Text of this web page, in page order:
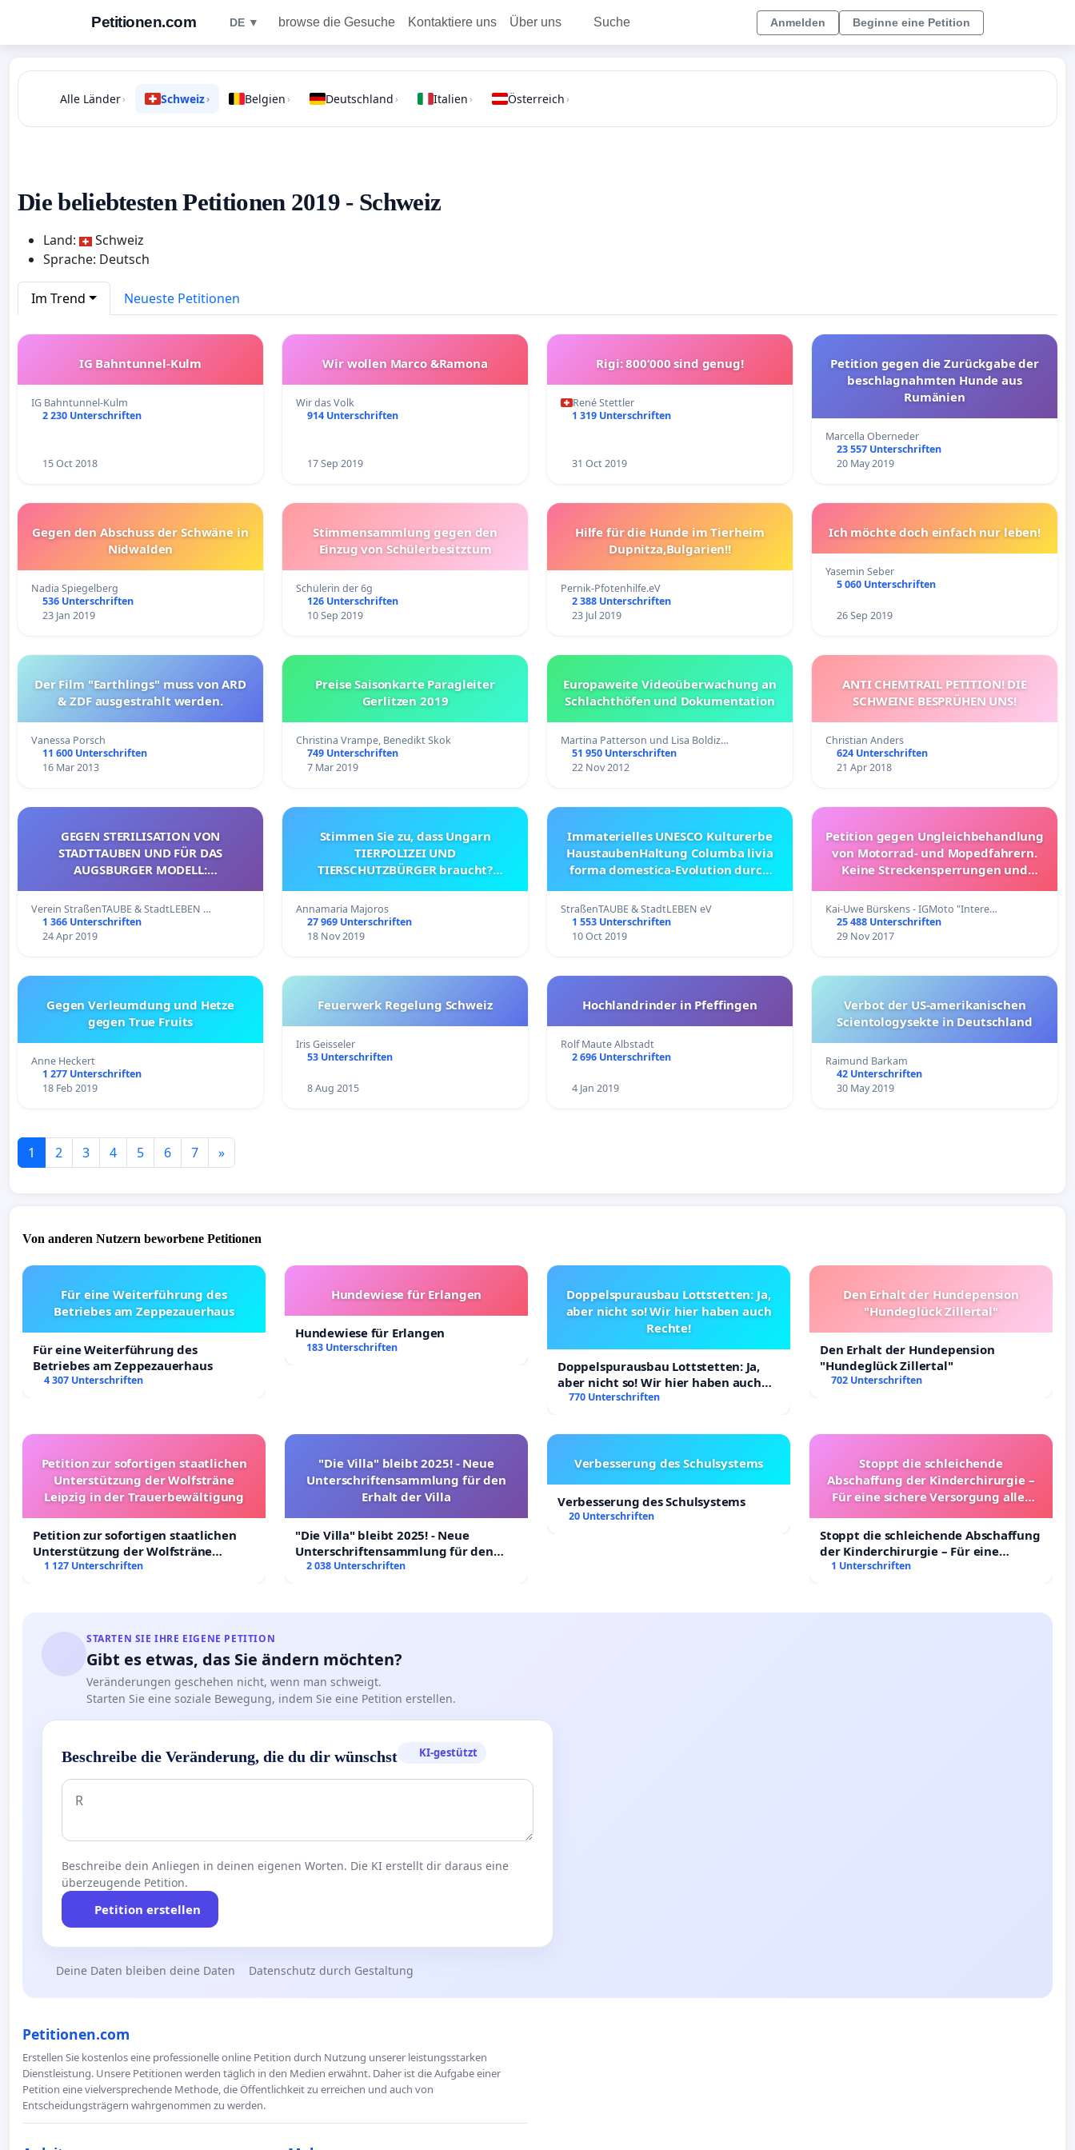
Petitionen.com DE ▼ browse die Gesuche Kontaktiere uns Über uns Suche Anmelden Beginne eine Petition
Alle Länder› Schweiz› Belgien › Deutschland › Italien › Österreich ›
Die beliebtesten Petitionen 2019 - Schweiz
Land:
Schweiz
Sprache: Deutsch
Im Trend Neueste Petitionen
IG Bahntunnel-Kulm
IG Bahntunnel-Kulm
2 230 Unterschriften
15 Oct 2018
Wir wollen Marco &Ramona
Wir das Volk
914 Unterschriften
17 Sep 2019
Rigi: 800‘000 sind genug!
René Stettler
1 319 Unterschriften
31 Oct 2019
Petition gegen die Zurückgabe der
beschlagnahmten Hunde aus
Rumänien
Marcella Oberneder
23 557 Unterschriften
20 May 2019
Gegen den Abschuss der Schwäne in
Nidwalden
Nadia Spiegelberg
536 Unterschriften
23 Jan 2019
Stimmensammlung gegen den
Einzug von Schülerbesitztum
Schülerin der 6g
126 Unterschriften
10 Sep 2019
Hilfe für die Hunde im Tierheim
Dupnitza,Bulgarien!!
Pernik-Pfotenhilfe.eV
2 388 Unterschriften
23 Jul 2019
Ich möchte doch einfach nur leben!
Yasemin Seber
5 060 Unterschriften
26 Sep 2019
Der Film "Earthlings" muss von ARD
& ZDF ausgestrahlt werden.
Vanessa Porsch
11 600 Unterschriften
16 Mar 2013
Preise Saisonkarte Paragleiter
Gerlitzen 2019
Christina Vrampe, Benedikt Skok
749 Unterschriften
7 Mar 2019
Europaweite Videoüberwachung an
Schlachthöfen und Dokumentation
Martina Patterson und Lisa Boldiz…
51 950 Unterschriften
22 Nov 2012
ANTI CHEMTRAIL PETITION! DIE
SCHWEINE BESPRÜHEN UNS!
Christian Anders
624 Unterschriften
21 Apr 2018
GEGEN STERILISATION VON
STADTTAUBEN UND FÜR DAS
AUGSBURGER MODELL:
TAUBENUNTERKÜNFTE UND
KONTROLLIERTE FUTTERSTELLEN
Verein StraßenTAUBE & StadtLEBEN …
1 366 Unterschriften
24 Apr 2019
Stimmen Sie zu, dass Ungarn
TIERPOLIZEI UND
TIERSCHUTZBÜRGER braucht?
Annamaria Majoros
27 969 Unterschriften
18 Nov 2019
Immaterielles UNESCO Kulturerbe
HaustaubenHaltung Columba livia
forma domestica-Evolution durch
Mythos+Ökonomie zum
Soziokulturellen Element der Stadt
& Würde im Augsburger Modell.
StraßenTAUBE & StadtLEBEN eV
1 553 Unterschriften
10 Oct 2019
Petition gegen Ungleichbehandlung
von Motorrad- und Mopedfahrern.
Keine Streckensperrungen und
Motorräder gelten.
Kai-Uwe Bürskens - IGMoto "Intere…
25 488 Unterschriften
29 Nov 2017
Gegen Verleumdung und Hetze
gegen True Fruits
Anne Heckert
1 277 Unterschriften
18 Feb 2019
Feuerwerk Regelung Schweiz
Iris Geisseler
53 Unterschriften
8 Aug 2015
Hochlandrinder in Pfeffingen
Rolf Maute Albstadt
2 696 Unterschriften
4 Jan 2019
Verbot der US-amerikanischen
Scientologysekte in Deutschland
Raimund Barkam
42 Unterschriften
30 May 2019
1 2 3 4 5 6 7 »
Von anderen Nutzern beworbene Petitionen
Für eine Weiterführung des
Betriebes am Zeppezauerhaus
Für eine Weiterführung des
Betriebes am Zeppezauerhaus
4 307 Unterschriften
Hundewiese für Erlangen
Hundewiese für Erlangen
183 Unterschriften
Doppelspurausbau Lottstetten: Ja,
aber nicht so! Wir hier haben auch
Rechte!
Doppelspurausbau Lottstetten: Ja,
aber nicht so! Wir hier haben auch
Rechte!
770 Unterschriften
Den Erhalt der Hundepension
"Hundeglück Zillertal"
Den Erhalt der Hundepension
"Hundeglück Zillertal"
702 Unterschriften
Petition zur sofortigen staatlichen
Unterstützung der Wolfsträne
Leipzig in der Trauerbewältigung
Petition zur sofortigen staatlichen
Unterstützung der Wolfsträne
Leipzig in der Trauerbewältigung
1 127 Unterschriften
"Die Villa" bleibt 2025! - Neue
Unterschriftensammlung für den
Erhalt der Villa
"Die Villa" bleibt 2025! - Neue
Unterschriftensammlung für den
Erhalt der Villa
2 038 Unterschriften
Verbesserung des Schulsystems
Verbesserung des Schulsystems
20 Unterschriften
Stoppt die schleichende
Abschaffung der Kinderchirurgie –
Für eine sichere Versorgung aller
Stoppt die schleichende Abschaffung
der Kinderchirurgie – Für eine
sichere Versorgung aller Kinder in
1 Unterschriften
STARTEN SIE IHRE EIGENE PETITION
Gibt es etwas, das Sie ändern möchten?
Veränderungen geschehen nicht, wenn man schweigt.
Starten Sie eine soziale Bewegung, indem Sie eine Petition erstellen.
Beschreibe die Veränderung, die du dir wünschst KI-gestützt
Beschreibe dein Anliegen in deinen eigenen Worten. Die KI erstellt dir daraus eine
überzeugende Petition.
Petition erstellen
Deine Daten bleiben deine Daten Datenschutz durch Gestaltung
Petitionen.com
Erstellen Sie kostenlos eine professionelle online Petition durch Nutzung unserer leistungsstarken
Dienstleistung. Unsere Petitionen werden täglich in den Medien erwähnt. Daher ist die Aufgabe einer
Petition eine vielversprechende Methode, die Öffentlichkeit zu erreichen und auch von
Entscheidungsträgern wahrgenommen zu werden.